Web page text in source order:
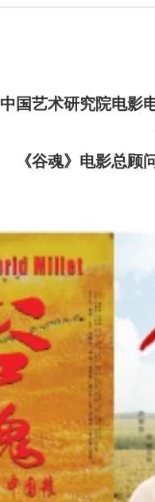
中国艺术研究院电影
《谷魂》电影总顾